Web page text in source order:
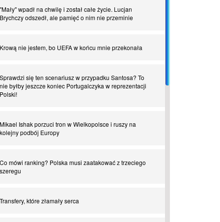
"Mały" wpadł na chwilę i został całe życie. Lucjan
Brychczy odszedł, ale pamięć o nim nie przeminie
Krową nie jestem, bo UEFA w końcu mnie przekonała
Sprawdzi się ten scenariusz w przypadku Santosa? To
nie byłby jeszcze koniec Portugalczyka w reprezentacji
Polski!
Mikael Ishak porzuci tron w Wielkopolsce i ruszy na
kolejny podbój Europy
Co mówi ranking? Polska musi zaatakować z trzeciego
szeregu
Transfery, które złamały serca